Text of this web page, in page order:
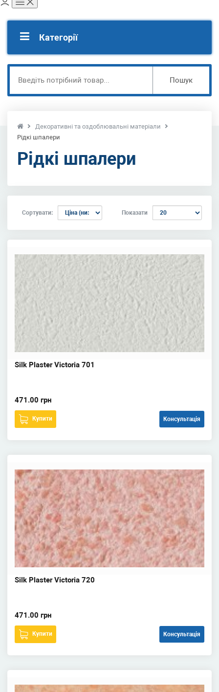
Категорії
Пошук
Декоративні та оздоблювальні матеріали
Рідкі шпалери
Рідкі шпалери
Показати
Сортувати:
Silk Plaster Victoria 701
471.00 грн
Купити Консультація
Silk Plaster Victoria 720
471.00 грн
Купити Консультація